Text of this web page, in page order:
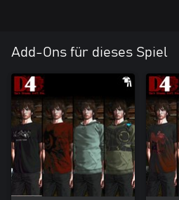
Add-Ons für dieses Spiel